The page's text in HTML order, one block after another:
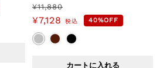
通
常
価
¥11,880
セ
ー
ル
¥7,128 税込 40%OFF
カートに入れる